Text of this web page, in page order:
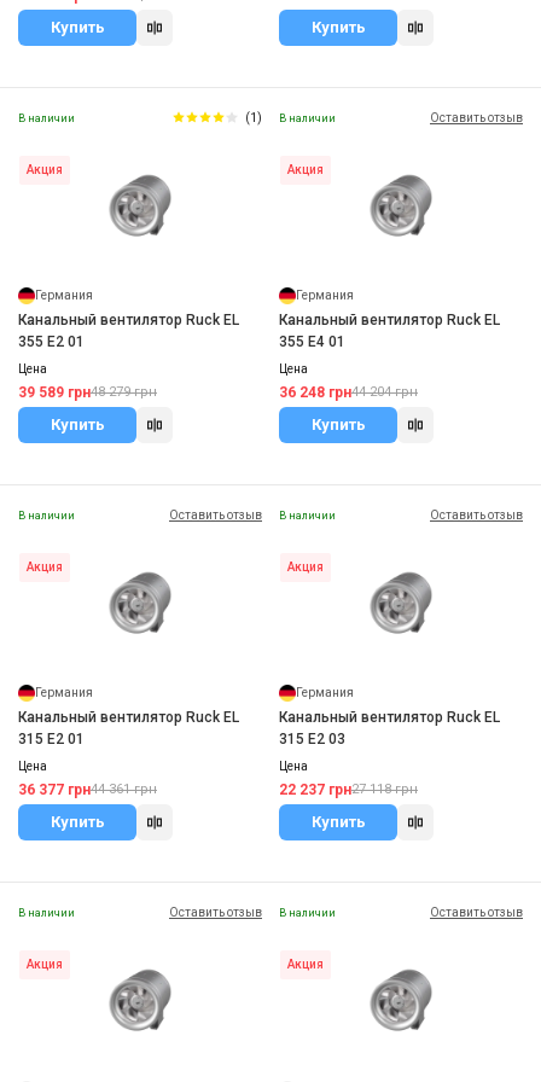
Купить Купить
В наличии (1)
Акция
Германия
Канальный вентилятор Ruck EL
355 E2 01
Цена
39 589 грн48 279 грн
Купить
В наличии Оставить отзыв
Акция
Германия
Канальный вентилятор Ruck EL
355 E4 01
Цена
36 248 грн44 204 грн
Купить
В наличии Оставить отзыв
Акция
Германия
Канальный вентилятор Ruck EL
315 E2 01
Цена
36 377 грн44 361 грн
Купить
В наличии Оставить отзыв
Акция
Германия
Канальный вентилятор Ruck EL
315 E2 03
Цена
22 237 грн27 118 грн
Купить
В наличии Оставить отзыв
Акция
В наличии Оставить отзыв
Акция